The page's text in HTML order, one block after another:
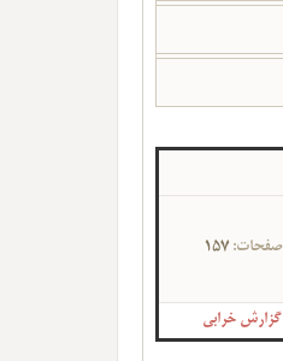
صفحات: 157
گزارش خرابی